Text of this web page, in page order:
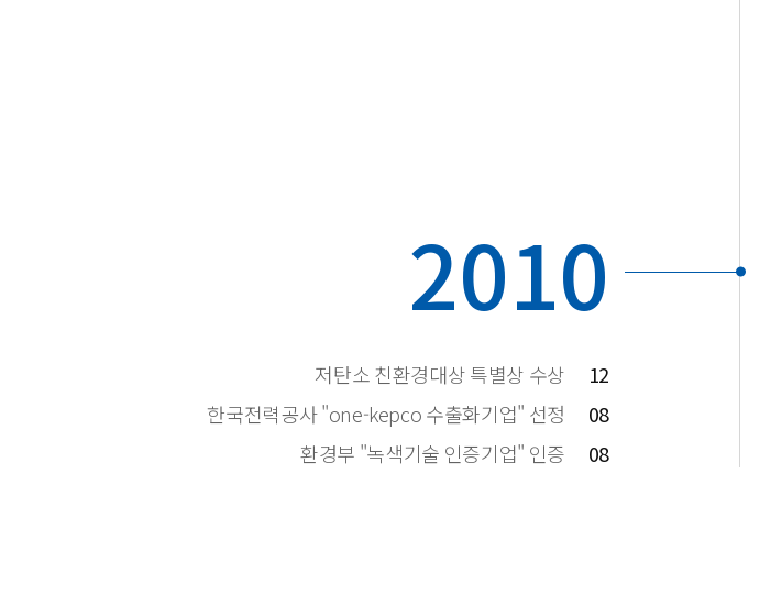
2010
12
저탄소 친환경대상 특별상 수상
08
한국전력공사 "one-kepco 수출화기업" 선정
08
환경부 "녹색기술 인증기업" 인증